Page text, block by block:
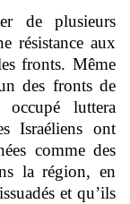
de plusieurs
résistance aux
fronts. Même
des fronts de
luttera
Israéliens ont
comme des
la région, en
et qu’ils